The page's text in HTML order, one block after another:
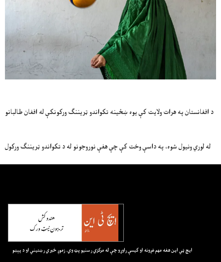
د افغانستان په هرات ولایت کې یوه ښځینه تکواندو ټریننګ ورکونکې له افغان طالبانو
له لوري ونیول شوه، په داسې وخت کې چې هغې نوروجونو له د تکواندو ټریننګ ورکول
ايچ ټي اين هغه مهم غږونه او کيسې راوړو چې له مرکزي رسنيو پټ وي. زموږ خبري رښتيني او د پېښو